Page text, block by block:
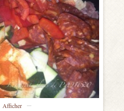
Afficher